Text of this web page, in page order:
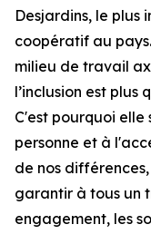
Desjardins, le
coopératif au
milieu de travail
l’inclusion est plus
C'est pourquoi
personne et à
de nos
garantir à tous un
engagement, les